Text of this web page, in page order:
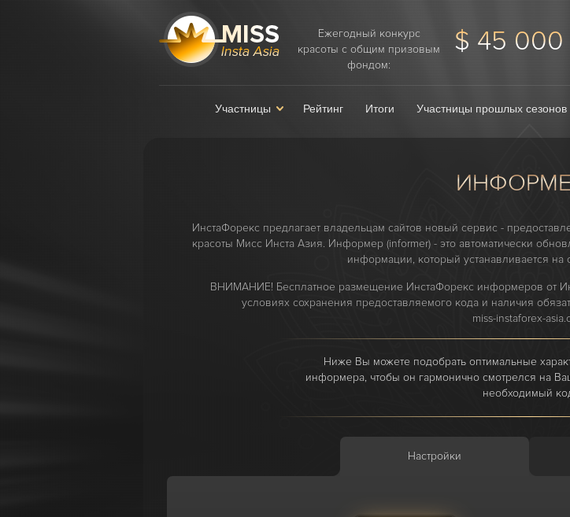
Ежегодный конкурс
красоты с общим призовым
фондом:
$ 45 000
Участницы Рейтинг Итоги Участницы прошлых сезонов
ИнстаФорекс предлагает владельцам сайтов новый сервис -
красоты Мисс Инста Азия. Информер (informer) - это автоматически
информации, который устанавливается на
ВНИМАНИЕ! Бесплатное размещение ИнстаФорекс информеров от
условиях сохранения предоставляемого кода и наличия
miss-instaforex-
Ниже Вы можете подобрать оптимальные
информера, чтобы он гармонично смотрелся на
необходимый
Настройки